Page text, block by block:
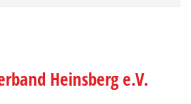
Heinsberg e.V.